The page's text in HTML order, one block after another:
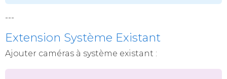
---
Extension Système Existant
Ajouter caméras à système existant :